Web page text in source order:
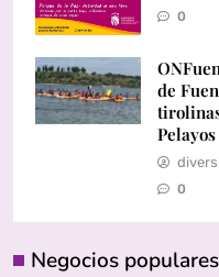
0
de
0
Negocios populares